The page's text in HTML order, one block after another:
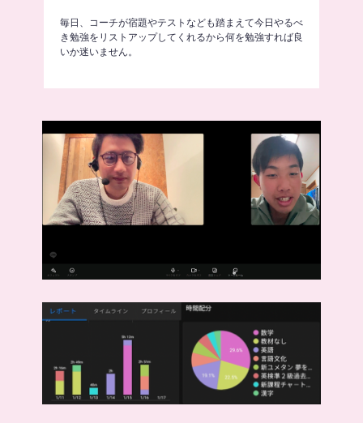
毎日、コーチが宿題やテストなども踏まえて今日やるべ
き勉強をリストアップしてくれるから何を勉強すれば良
いか迷いません。